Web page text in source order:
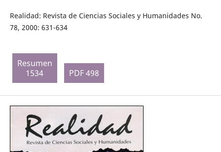
Realidad: Revista de Ciencias Sociales y Humanidades No.
78, 2000: 631-634
Resumen
1534
PDF 498